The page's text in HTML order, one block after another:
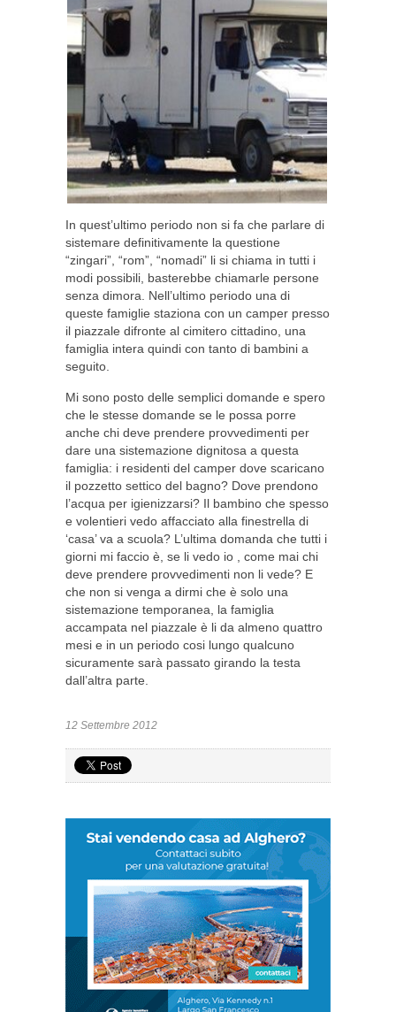
In quest’ultimo periodo non si fa che parlare di
sistemare definitivamente la questione
“zingari”, “rom”, “nomadi” li si chiama in tutti i
modi possibili, basterebbe chiamarle persone
senza dimora. Nell’ultimo periodo una di
queste famiglie staziona con un camper presso
il piazzale difronte al cimitero cittadino, una
famiglia intera quindi con tanto di bambini a
seguito.
Mi sono posto delle semplici domande e spero
che le stesse domande se le possa porre
anche chi deve prendere provvedimenti per
dare una sistemazione dignitosa a questa
famiglia: i residenti del camper dove scaricano
il pozzetto settico del bagno? Dove prendono
l’acqua per igienizzarsi? Il bambino che spesso
e volentieri vedo affacciato alla finestrella di
‘casa’ va a scuola? L’ultima domanda che tutti i
giorni mi faccio è, se li vedo io , come mai chi
deve prendere provvedimenti non li vede? E
che non si venga a dirmi che è solo una
sistemazione temporanea, la famiglia
accampata nel piazzale è li da almeno quattro
mesi e in un periodo cosi lungo qualcuno
sicuramente sarà passato girando la testa
dall’altra parte.
12 Settembre 2012